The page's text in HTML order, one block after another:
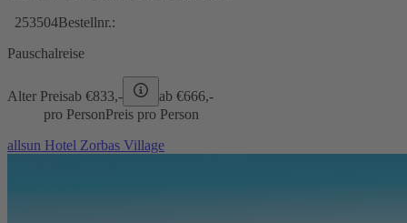
253504Bestellnr.:
Pauschalreise
Alter Preisab €833,- ab €666,-
pro PersonPreis pro Person
allsun Hotel Zorbas Village